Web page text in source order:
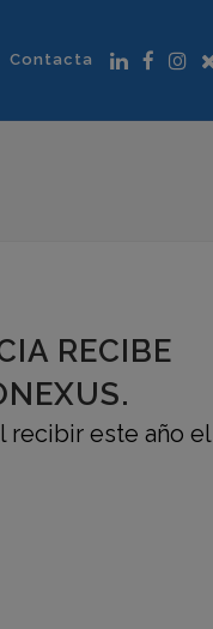
Contacta
RECIBE
recibir este año el